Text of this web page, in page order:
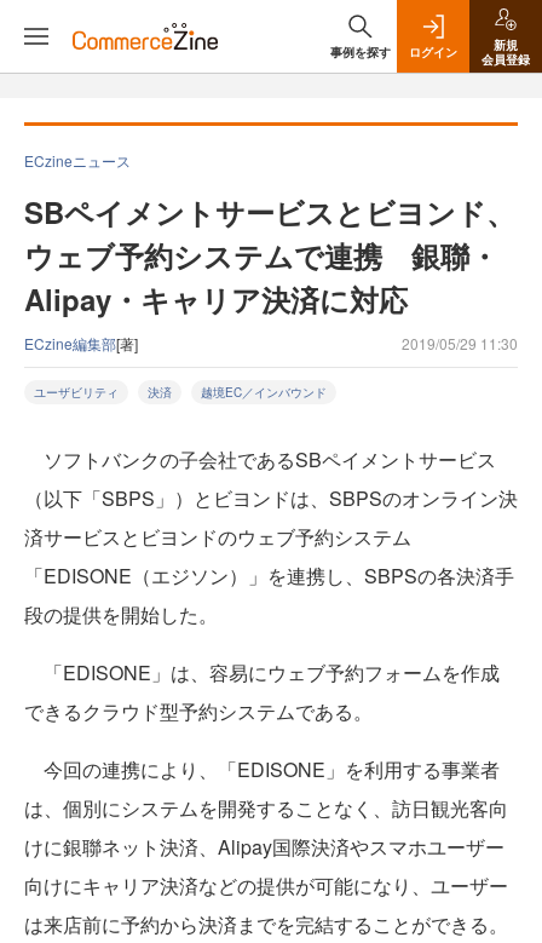
事例を探す ログイン
新規
会員登録
ECzineニュース
SBペイメントサービスとビヨンド、
ウェブ予約システムで連携 銀聯・
Alipay・キャリア決済に対応
ECzine編集部[著] 2019/05/29 11:30
ユーザビリティ 決済 越境EC／インバウンド
ソフトバンクの子会社であるSBペイメントサービス
（以下「SBPS」）とビヨンドは、SBPSのオンライン決
済サービスとビヨンドのウェブ予約システム
「EDISONE（エジソン）」を連携し、SBPSの各決済手
段の提供を開始した。
「EDISONE」は、容易にウェブ予約フォームを作成
できるクラウド型予約システムである。
今回の連携により、「EDISONE」を利用する事業者
は、個別にシステムを開発することなく、訪日観光客向
けに銀聯ネット決済、Alipay国際決済やスマホユーザー
向けにキャリア決済などの提供が可能になり、ユーザー
は来店前に予約から決済までを完結することができる。